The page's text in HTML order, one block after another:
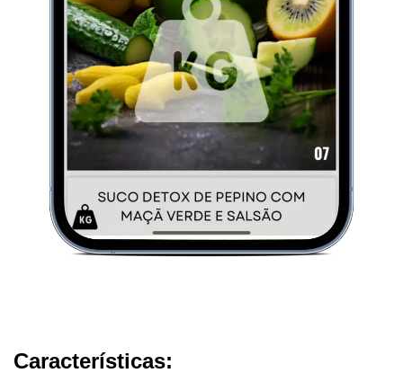
Características: